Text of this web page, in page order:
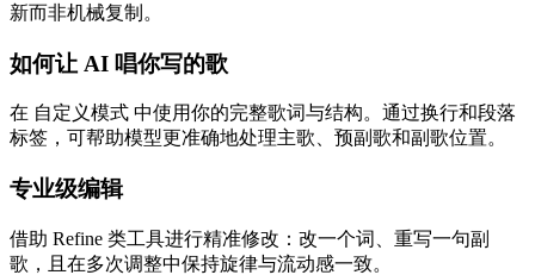
新而非机械复制。
如何让 AI 唱你写的歌
在 自定义模式 中使用你的完整歌词与结构。通过换行和段落
标签，可帮助模型更准确地处理主歌、预副歌和副歌位置。
专业级编辑
借助 Refine 类工具进行精准修改：改一个词、重写一句副
歌，且在多次调整中保持旋律与流动感一致。